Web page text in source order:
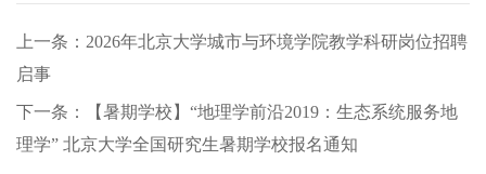
上一条：2026年北京大学城市与环境学院教学科研岗位招聘
启事
下一条：【暑期学校】“地理学前沿2019：生态系统服务地
理学” 北京大学全国研究生暑期学校报名通知